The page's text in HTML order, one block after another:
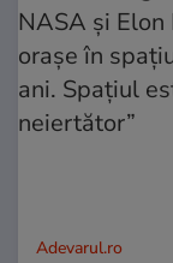
Adevarul.ro